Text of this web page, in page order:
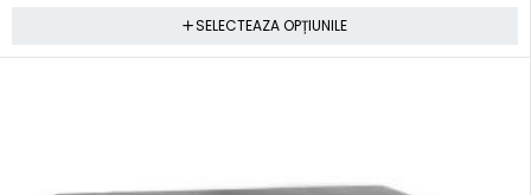
SELECTEAZA OPȚIUNILE